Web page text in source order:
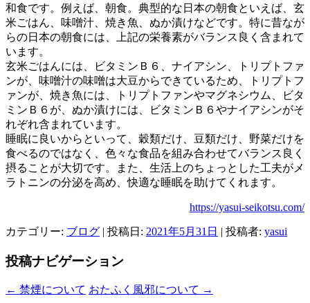
和食です。例えば、朝食。典型的な日本の朝食といえば、玄
米ごはん、味噌汁、焼き魚、ぬか漬けなどです。特に昔なが
らの日本の朝食には、上記の栄養素がバランス良く含まれて
います。
玄米ごはんには、ビタミンＢ６、ナイアシン、トリプトファ
ンが、味噌汁の味噌は大豆からできているため、トリプトフ
ァンが、焼き魚には、トリプトファンやマグネシウム、ビタ
ミンＢ６が、ぬか漬けには、ビタミンＢ６やナイアシンがそ
れぞれ含まれています。
睡眠に良いからといって、穀類だけ、豆類だけ、野菜だけを
食べるのではなく、色々な食品を組み合わせてバランス良く
摂ることが大切です。また、生活上のちょっとした工夫がメ
ラトニンの分泌を高め、快適な睡眠を助けてくれます。
https://yasui-seikotsu.com/
カテゴリー: ブログ | 投稿日: 2021年5月31日 | 投稿者: yasui
投稿ナビゲーション
← 禁煙について おたふく風邪について →